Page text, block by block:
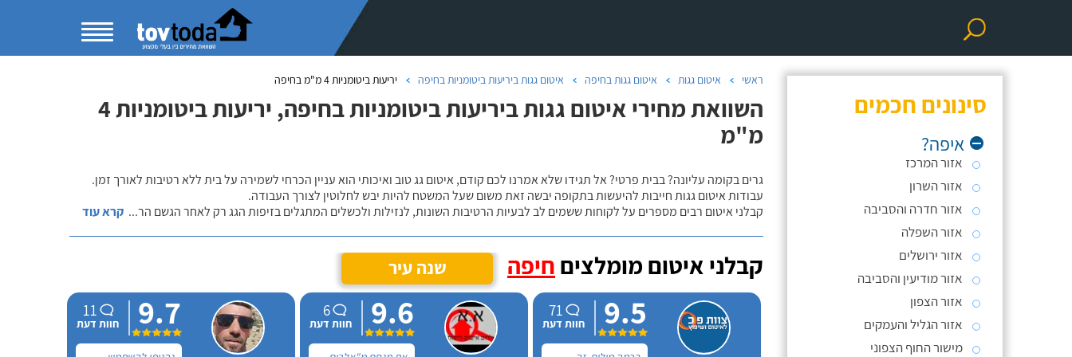
סינונים חכמים
איפה?
אזור המרכז
אזור השרון
אזור חדרה והסביבה
אזור השפלה
אזור ירושלים
אזור מודיעין והסביבה
אזור הצפון
אזור הגליל והעמקים
מישור החוף הצפוני
ראשי איטום גגות איטום גגות בחיפה איטום גגות ביריעות ביטומניות בחיפה יריעות ביטומניות 4 מ"מ בחיפה
השוואת מחירי איטום גגות ביריעות ביטומניות בחיפה, יריעות ביטומניות 4
מ"מ
גרים בקומה עליונה? בבית פרטי? אל תגידו שלא אמרנו לכם קודם, איטום גג טוב ואיכותי הוא עניין הכרחי לשמירה על בית ללא רטיבות לאורך זמן.
עבודות איטום גגות חייבות להיעשות בתקופה יבשה זאת משום שעל המשטח להיות יבש לחלוטין לצורך העבודה.
קבלני איטום רבים מספרים על לקוחות ששמים לב לבעיות הרטיבות השונות, לנזילות ולכשלים המתגלים בזיפות הגג רק לאחר הגשם הר... קרא עוד
קבלני איטום מומלצים חיפה שנה עיר
9.5
71
חוות דעת 9.6
6
חוות דעת 9.7
11
חוות דעת